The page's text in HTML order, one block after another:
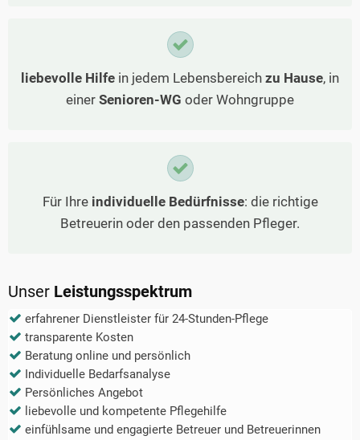
liebevolle Hilfe in jedem Lebensbereich zu Hause, in
einer Senioren-WG oder Wohngruppe
Für Ihre individuelle Bedürfnisse: die richtige
Betreuerin oder den passenden Pfleger.
Unser Leistungsspektrum
erfahrener Dienstleister für 24-Stunden-Pflege
transparente Kosten
Beratung online und persönlich
Individuelle Bedarfsanalyse
Persönliches Angebot
liebevolle und kompetente Pflegehilfe
einfühlsame und engagierte Betreuer und Betreuerinnen